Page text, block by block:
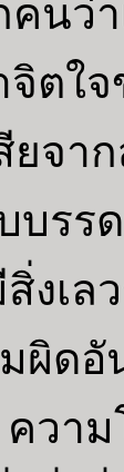
นว่า
ตใ
ยจ
บรร
เลว
ผิด
ามโ